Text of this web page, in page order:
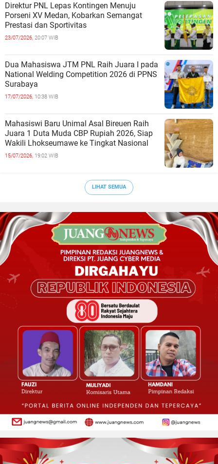
Direktur PNL Lepas Kontingen Menuju
Porseni XV Medan, Kobarkan Semangat
Prestasi dan Sportivitas
23/07/2026, 20:07 WIB
Dua Mahasiswa JTM PNL Raih Juara I pada
National Welding Competition 2026 di PPNS
Surabaya
17/07/2026, 10:38 WIB
Mahasiswi Baru Unimal Asal Bireuen Raih
Juara 1 Duta Muda CBP Rupiah 2026, Siap
Wakili Lhokseumawe ke Tingkat Nasional
15/07/2026, 19:02 WIB
LIHAT SEMUA